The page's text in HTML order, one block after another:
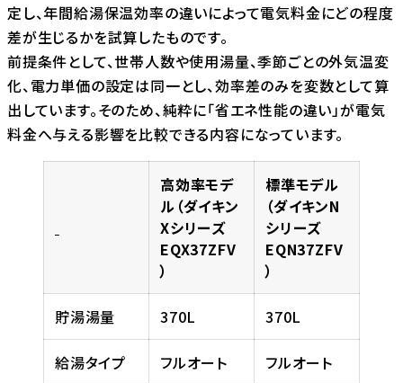
定し、年間給湯保温効率の違いによって電気料金にどの程度
差が生じるかを試算したものです。
前提条件として、世帯人数や使用湯量、季節ごとの外気温変
化、電力単価の設定は同一とし、効率差のみを変数として算
出しています。そのため、純粋に「省エネ性能の違い」が電気
料金へ与える影響を比較できる内容になっています。
高効率モデ
ル（ダイキン
Xシリーズ
EQX37ZFV
）
標準モデル
（ダイキンN
シリーズ
EQN37ZFV
）
貯湯湯量 370L 370L
給湯タイプ フルオート フルオート